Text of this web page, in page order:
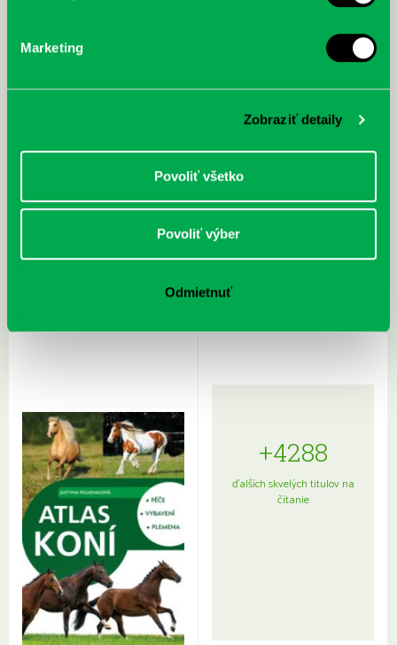
Marketing
Zobraziť detaily
Povoliť všetko
Povoliť výber
Odmietnuť
Sprievodca po hviezdnej oblohe
kompletný sprievodca
+4288
ďalších skvelých titulov na
čítanie